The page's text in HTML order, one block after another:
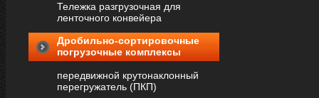
Тележка разгрузочная для
ленточного конвейера
Дробильно-сортировочные
погрузочные комплексы
передвижной крутонаклонный
перегружатель (ПКП)